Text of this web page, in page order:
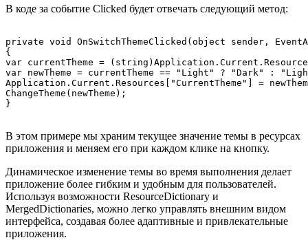
В коде за событие Clicked будет отвечать следующий метод:
private void OnSwitchThemeClicked(object sender,
{
var currentTheme =
var newTheme = currentTheme == "Light" ? "Dark" :
Application.Current.Resources["CurrentTheme"] =
ChangeTheme(newTheme);
В этом примере мы храним текущее значение темы в ресурсах
приложения и меняем его при каждом клике на кнопку.
Динамическое изменение темы во время выполнения делает
приложение более гибким и удобным для пользователей.
Используя возможности ResourceDictionary и
MergedDictionaries, можно легко управлять внешним видом
интерфейса, создавая более адаптивные и привлекательные
приложения.